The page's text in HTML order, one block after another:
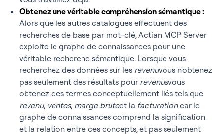
Obtenez une véritable compréhension sémantique :
Alors que les autres catalogues effectuent des
recherches de base par mot-clé, Actian MCP Server
exploite le graphe de connaissances pour une
véritable recherche sémantique. Lorsque vous
recherchez des données sur les revenuvous n'obtenez
pas seulement des résultats pour revenusvous
obtenez des termes conceptuellement liés tels que
revenu, ventes, marge bruteet la facturationcar le
graphe de connaissances comprend la signification
et la relation entre ces concepts, et pas seulement